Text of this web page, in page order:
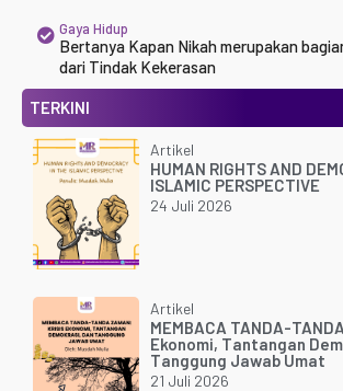
Gaya Hidup
Bertanya Kapan Nikah merupakan
dari Tindak Kekerasan
TERKINI
Artikel
HUMAN RIGHTS AND
ISLAMIC PERSPECTIVE
24 Juli 2026
Artikel
MEMBACA TANDA-
Ekonomi, Tantangan
Tanggung Jawab Umat
21 Juli 2026